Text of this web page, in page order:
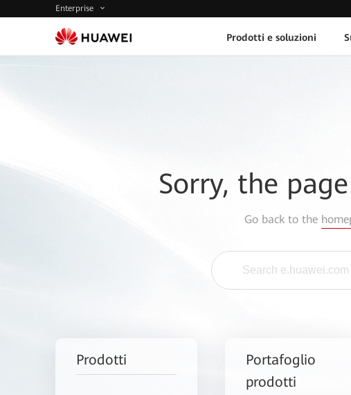
Enterprise
Prodotti e soluzioni
Sorry, the
Go back to the
Prodotti
Portafoglio
prodotti